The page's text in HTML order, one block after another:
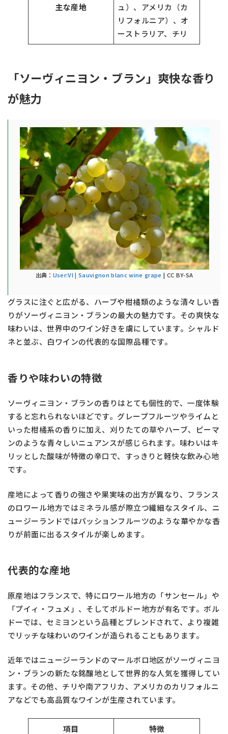
主な産地
ュ）、アメリカ（カ
リフォルニア）、オ
ーストラリア、チリ
「ソーヴィニヨン・ブラン」爽快な香り
が魅力
出典： User:Vl | Sauvignon blanc wine grape | CC BY-SA
グラスに注ぐと広がる、ハーブや柑橘類のような清々しい香
りがソーヴィニヨン・ブランの最大の魅力です。その爽快な
味わいは、世界中のワイン好きを虜にしています。シャルド
ネと並ぶ、白ワインの代表的な国際品種です。
香りや味わいの特徴
ソーヴィニヨン・ブランの香りはとても個性的で、一度体験
すると忘れられないほどです。グレープフルーツやライムと
いった柑橘系の香りに加え、刈りたての草やハーブ、ピーマ
ンのような青々しいニュアンスが感じられます。味わいはキ
リッとした酸味が特徴の辛口で、すっきりと軽快な飲み心地
です。
産地によって香りの強さや果実味の出方が異なり、フランス
のロワール地方ではミネラル感が際立つ繊細なスタイル、ニ
ュージーランドではパッションフルーツのような華やかな香
りが前面に出るスタイルが楽しめます。
代表的な産地
原産地はフランスで、特にロワール地方の「サンセール」や
「プイィ・フュメ」、そしてボルドー地方が有名です。ボル
ドーでは、セミヨンという品種とブレンドされて、より複雑
でリッチな味わいのワインが造られることもあります。
近年ではニュージーランドのマールボロ地区がソーヴィニヨ
ン・ブランの新たな銘醸地として世界的な人気を獲得してい
ます。その他、チリや南アフリカ、アメリカのカリフォルニ
アなどでも高品質なワインが生産されています。
項目 特徴